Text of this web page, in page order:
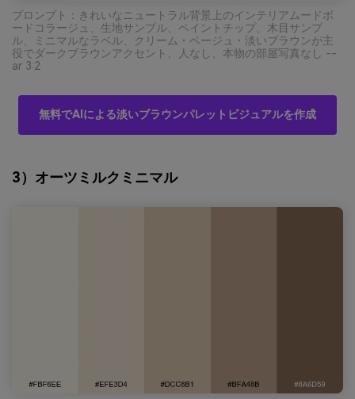
プロンプト：きれいなニュートラル背景上のインテリアムードボ
ードコラージュ、生地サンプル、ペイントチップ、木目サンプ
ル、ミニマルなラベル、クリーム・ベージュ・淡いブラウンが主
役でダークブラウンアクセント、人なし、本物の部屋写真なし --
ar 3:2
無料でAIによる淡いブラウンパレットビジュアルを作成
3）オーツミルクミニマル